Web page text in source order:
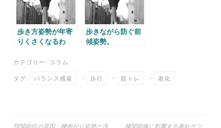
歩き方姿勢が年寄
りくさくなるわ
歩きながら防ぐ前
傾姿勢。
カテゴリー: コラム
タグ: バランス感覚 ・ 歩行 ・ 筋トレ ・ 老化
顎関節症の原因：腰曲がり姿勢と浅
膝関節痛に影響する垂れケツ。